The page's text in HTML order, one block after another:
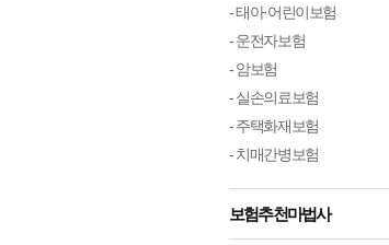
- 태아·어린이보험
- 운전자보험
- 암보험
- 실손의료보험
- 주택화재보험
- 치매간병보험
보험추천마법사